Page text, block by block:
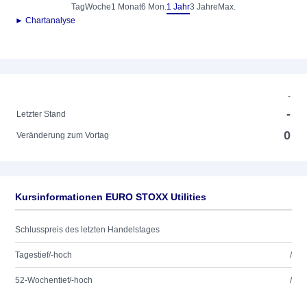
TagWoche1 Monat6 Mon.1 Jahr3 Jahre Max.
► Chartanalyse
-
Letzter Stand
-
Veränderung zum Vortag 0
Kursinformationen EURO STOXX Utilities
Schlusspreis des letzten Handelstages
Tagestief/-hoch /
52-Wochentief/-hoch /